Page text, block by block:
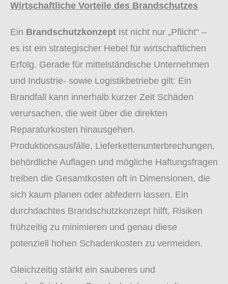
Wirtschaftliche Vorteile des Brandschutzes
Ein Brandschutzkonzept ist nicht nur „Pflicht“ –
es ist ein strategischer Hebel für wirtschaftlichen
Erfolg. Gerade für mittelständische Unternehmen
und Industrie- sowie Logistikbetriebe gilt: Ein
Brandfall kann innerhalb kurzer Zeit Schäden
verursachen, die weit über die direkten
Reparaturkosten hinausgehen.
Produktionsausfälle, Lieferkettenunterbrechungen,
behördliche Auflagen und mögliche Haftungsfragen
treiben die Gesamtkosten oft in Dimensionen, die
sich kaum planen oder abfedern lassen. Ein
durchdachtes Brandschutzkonzept hilft, Risiken
frühzeitig zu minimieren und genau diese
potenziell hohen Schadenkosten zu vermeiden.
Gleichzeitig stärkt ein sauberes und